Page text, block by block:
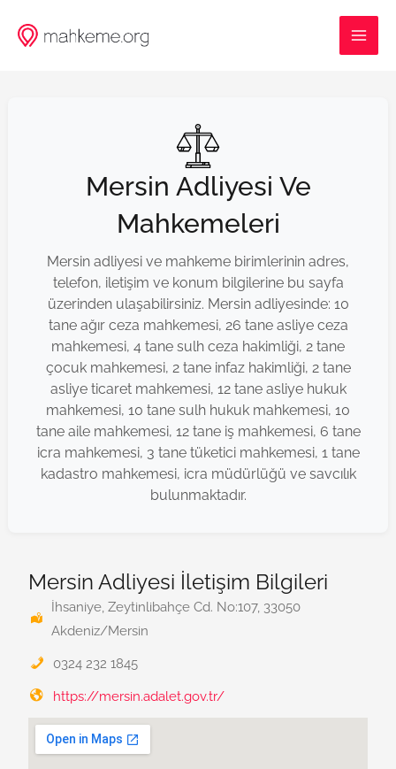
atla
Mersin Adliyesi Ve
Mahkemeleri
Mersin adliyesi ve mahkeme birimlerinin adres,
telefon, iletişim ve konum bilgilerine bu sayfa
üzerinden ulaşabilirsiniz. Mersin adliyesinde: 10
tane ağır ceza mahkemesi, 26 tane asliye ceza
mahkemesi, 4 tane sulh ceza hakimliği, 2 tane
çocuk mahkemesi, 2 tane infaz hakimliği, 2 tane
asliye ticaret mahkemesi, 12 tane asliye hukuk
mahkemesi, 10 tane sulh hukuk mahkemesi, 10
tane aile mahkemesi, 12 tane iş mahkemesi, 6 tane
icra mahkemesi, 3 tane tüketici mahkemesi, 1 tane
kadastro mahkemesi, icra müdürlüğü ve savcılık
bulunmaktadır.
Mersin Adliyesi İletişim Bilgileri
İhsaniye, Zeytinlibahçe Cd. No:107, 33050
Akdeniz/Mersin
0324 232 1845
https://mersin.adalet.gov.tr/